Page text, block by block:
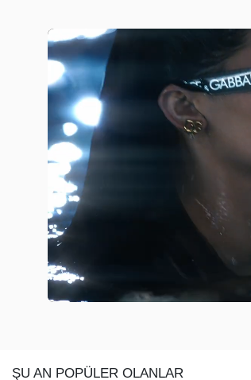
ŞU AN POPÜLER OLANLAR